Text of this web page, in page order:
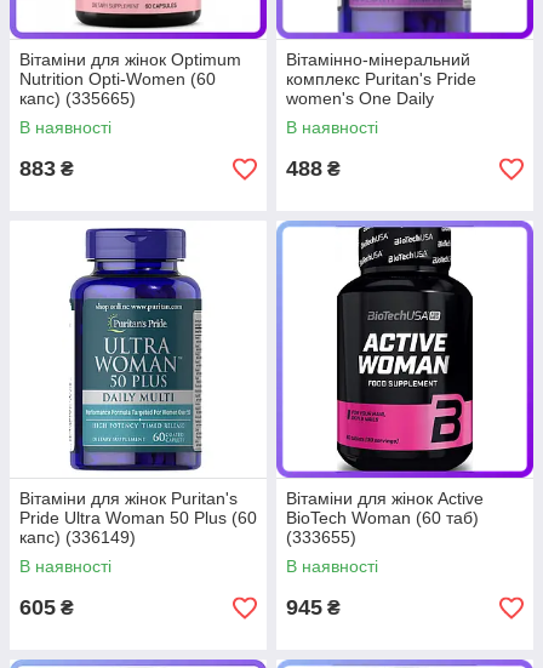
Вітаміни для жінок Optimum
Nutrition Opti-Women (60
капс) (335665)
В наявності
883 ₴
Вітамінно-мінеральний
комплекс Puritan's Pride
women's One Daily
Multivitamins (100 капс)
(336052)
В наявності
488 ₴
Вітаміни для жінок Puritan's
Pride Ultra Woman 50 Plus (60
капс) (336149)
В наявності
605 ₴
Вітаміни для жінок Active
BioTech Woman (60 таб)
(333655)
В наявності
945 ₴